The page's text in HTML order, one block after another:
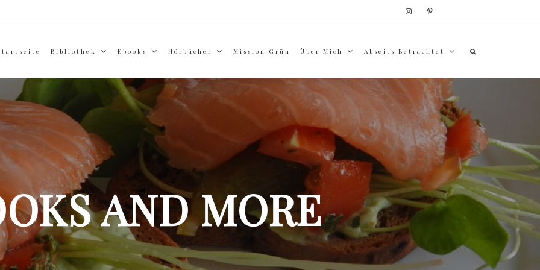
Bibliothek Ebooks Hörbücher Mission Grün Über Mich Abseits Betrachtet
AND MORE